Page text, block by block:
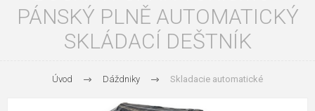
PÁNSKÝ PLNĚ AUTOMATICKÝ
SKLÁDACÍ DEŠTNÍK
Úvod Dáždniky Skladacie automatické